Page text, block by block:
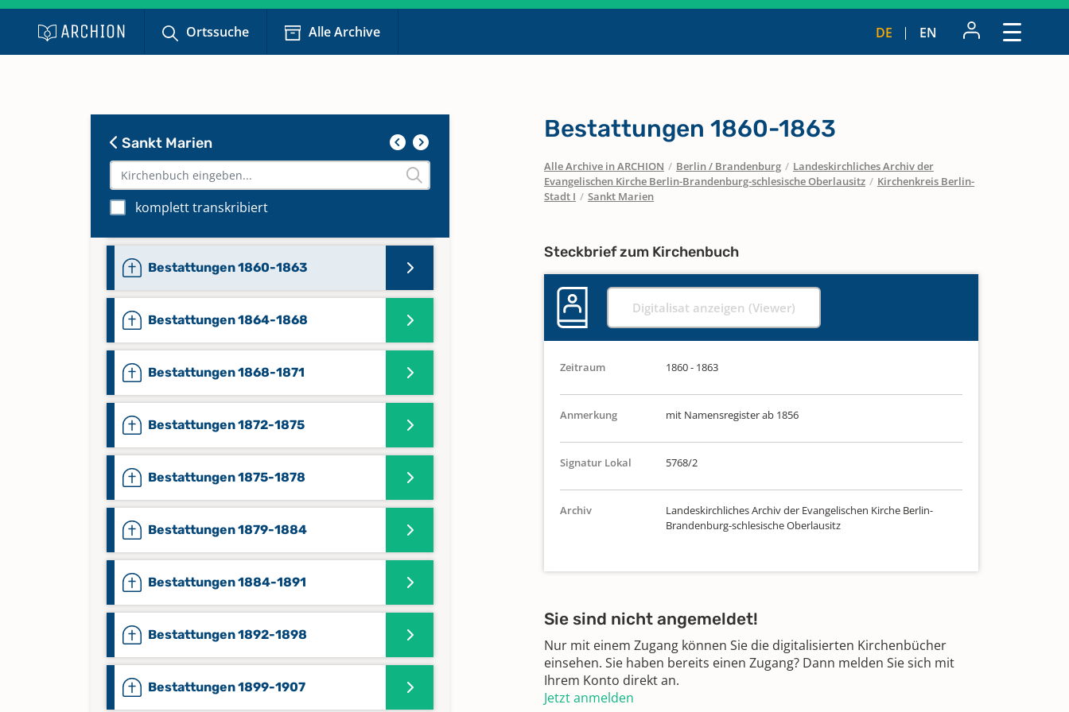
Ortssuche Alle Archive DE EN
Sankt Marien
komplett transkribiert
Bestattungen 1829-1837
Bestattungen 1838-1848
Bestattungen 1852-1855
Bestattungen 1856-1860
Bestattungen 1860-1863
Bestattungen 1864-1868
Bestattungen 1868-1871
Bestattungen 1872-1875
Bestattungen 1875-1878
Bestattungen 1879-1884
Bestattungen 1884-1891
Bestattungen 1892-1898
Bestattungen 1899-1907
Bestattungen 1860-1863
Alle Archive in ARCHION / Berlin / Brandenburg / Landeskirchliches Archiv der
Evangelischen Kirche Berlin-Brandenburg-schlesische Oberlausitz / Kirchenkreis Berlin-
Stadt I / Sankt Marien
Steckbrief zum Kirchenbuch
Digitalisat anzeigen (Viewer)
Zeitraum 1860 - 1863
Anmerkung mit Namensregister ab 1856
Signatur Lokal 5768/2
Archiv
Landeskirchliches Archiv der Evangelischen Kirche Berlin-
Brandenburg-schlesische Oberlausitz
Sie sind nicht angemeldet!
Nur mit einem Zugang können Sie die digitalisierten Kirchenbücher
einsehen. Sie haben bereits einen Zugang? Dann melden Sie sich mit
Ihrem Konto direkt an.
Jetzt anmelden